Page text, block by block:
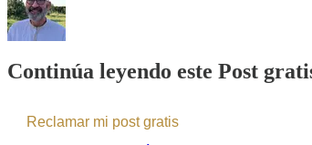
Continúa leyendo este Post
Reclamar mi post gratis